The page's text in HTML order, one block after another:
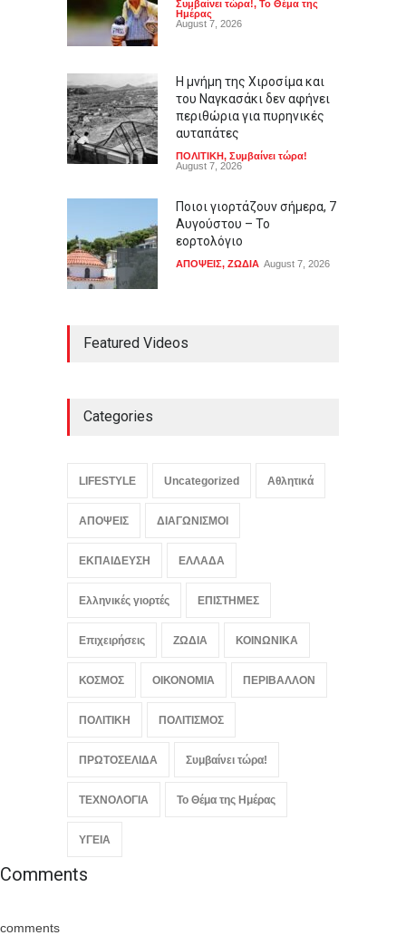
Συμβαίνει τώρα!, Το Θέμα της
Ημέρας
August 7, 2026
Η μνήμη της Χιροσίμα και
του Ναγκασάκι δεν αφήνει
περιθώρια για πυρηνικές
αυταπάτες
ΠΟΛΙΤΙΚΗ, Συμβαίνει τώρα!
August 7, 2026
Ποιοι γιορτάζουν σήμερα, 7
Αυγούστου – Το
εορτολόγιο
ΑΠΟΨΕΙΣ, ΖΩΔΙΑ August 7, 2026
παιδόφιλο στο νέο τρέιλερ
πατέρας του Τραμπ, ο
LIFESTYLE
August 7, 2026
Featured Videos
Categories
LIFESTYLE Uncategorized Αθλητικά
ΑΠΟΨΕΙΣ ΔΙΑΓΩΝΙΣΜΟΙ
ΕΚΠΑΙΔΕΥΣΗ ΕΛΛΑΔΑ
Ελληνικές γιορτές ΕΠΙΣΤΗΜΕΣ
Επιχειρήσεις ΖΩΔΙΑ ΚΟΙΝΩΝΙΚΑ
ΚΟΣΜΟΣ ΟΙΚΟΝΟΜΙΑ ΠΕΡΙΒΑΛΛΟΝ
ΠΟΛΙΤΙΚΗ ΠΟΛΙΤΙΣΜΟΣ
ΠΡΩΤΟΣΕΛΙΔΑ Συμβαίνει τώρα!
ΤΕΧΝΟΛΟΓΙΑ Το Θέμα της Ημέρας
ΥΓΕΙΑ
Comments
comments